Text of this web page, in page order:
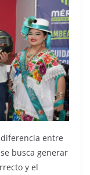
entre
busca generar
y el